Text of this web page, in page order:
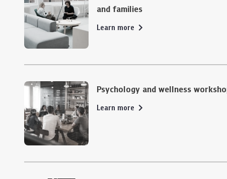
and families
Learn more
Psychology and wellness
Learn more